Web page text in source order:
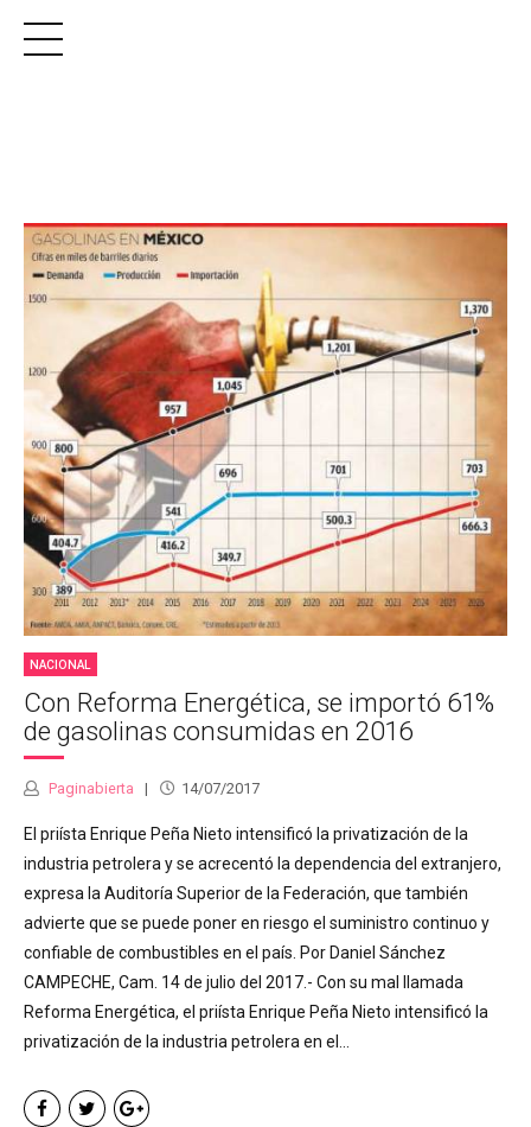
NACIONAL
Con Reforma Energética, se importó 61%
de gasolinas consumidas en 2016
Paginabierta 14/07/2017
El priísta Enrique Peña Nieto intensificó la privatización de la
industria petrolera y se acrecentó la dependencia del extranjero,
expresa la Auditoría Superior de la Federación, que también
advierte que se puede poner en riesgo el suministro continuo y
confiable de combustibles en el país. Por Daniel Sánchez
CAMPECHE, Cam. 14 de julio del 2017.- Con su mal llamada
Reforma Energética, el priísta Enrique Peña Nieto intensificó la
privatización de la industria petrolera en el...